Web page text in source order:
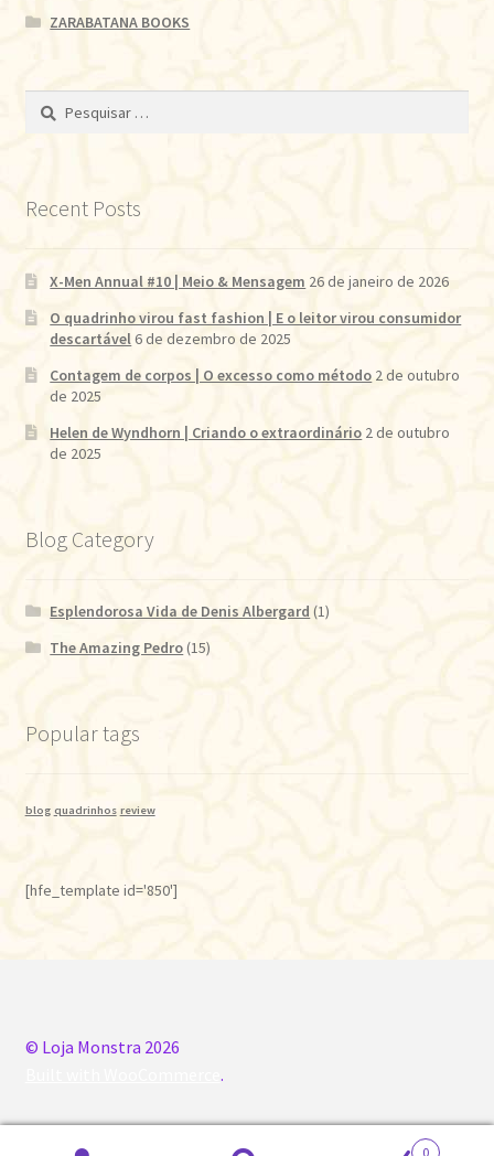
ZARABATANA BOOKS
Pesquisar
Recent Posts
X-Men Annual #10 | Meio & Mensagem 26 de janeiro de 2026
O quadrinho virou fast fashion | E o leitor virou consumidor
descartável 6 de dezembro de 2025
Contagem de corpos | O excesso como método 2 de outubro
de 2025
Helen de Wyndhorn | Criando o extraordinário 2 de outubro
de 2025
Blog Category
Esplendorosa Vida de Denis Albergard (1)
The Amazing Pedro(15)
Popular tags
blog quadrinhos review
[hfe_template id='850']
© Loja Monstra 2026
.
0